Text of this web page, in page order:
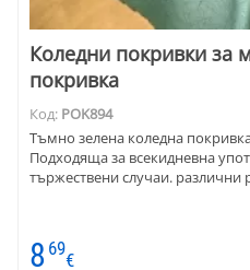
Коледни покривки за
покривка
Код: POK894
Тъмно зелена коледна
Подходяща за всекидневна
тържествени случаи. различни
8 69
€